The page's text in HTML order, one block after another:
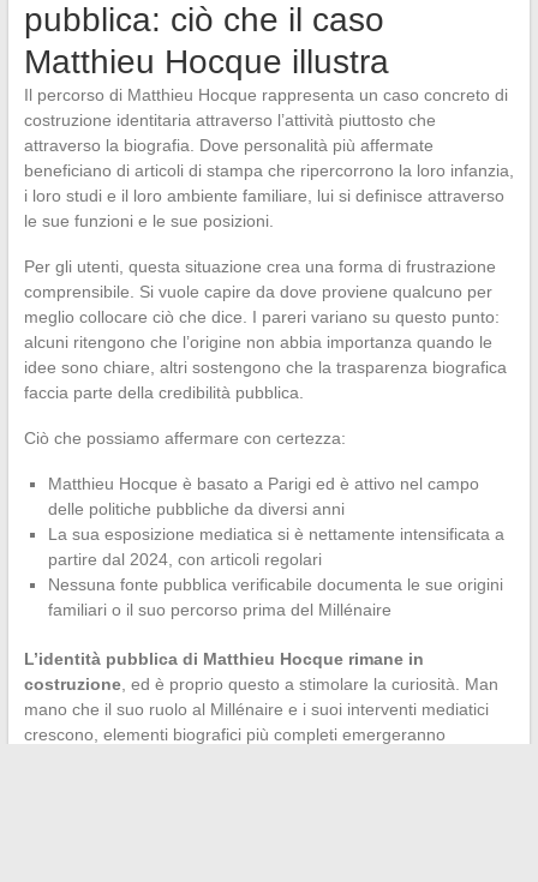
pubblica: ciò che il caso
Matthieu Hocque illustra
Il percorso di Matthieu Hocque rappresenta un caso concreto di
costruzione identitaria attraverso l’attività piuttosto che
attraverso la biografia. Dove personalità più affermate
beneficiano di articoli di stampa che ripercorrono la loro infanzia,
i loro studi e il loro ambiente familiare, lui si definisce attraverso
le sue funzioni e le sue posizioni.
Per gli utenti, questa situazione crea una forma di frustrazione
comprensibile. Si vuole capire da dove proviene qualcuno per
meglio collocare ciò che dice. I pareri variano su questo punto:
alcuni ritengono che l’origine non abbia importanza quando le
idee sono chiare, altri sostengono che la trasparenza biografica
faccia parte della credibilità pubblica.
Ciò che possiamo affermare con certezza:
Matthieu Hocque è basato a Parigi ed è attivo nel campo
delle politiche pubbliche da diversi anni
La sua esposizione mediatica si è nettamente intensificata a
partire dal 2024, con articoli regolari
Nessuna fonte pubblica verificabile documenta le sue origini
familiari o il suo percorso prima del Millénaire
L’identità pubblica di Matthieu Hocque rimane in
costruzione, ed è proprio questo a stimolare la curiosità. Man
mano che il suo ruolo al Millénaire e i suoi interventi mediatici
crescono, elementi biografici più completi emergeranno